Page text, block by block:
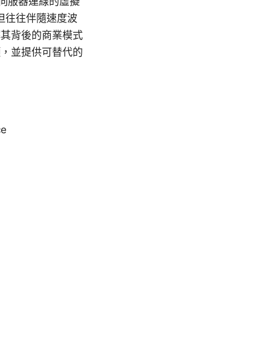
往往伴隨速度波
背後的商業模式
並提供可替代的